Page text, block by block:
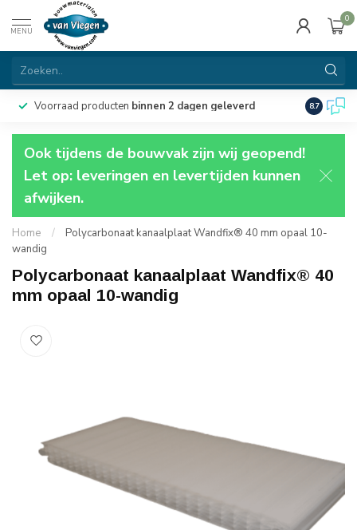
MENU
0
Voorraad producten binnen 2 dagen geleverd 8.7
Ook tijdens de bouwvak zijn wij geopend!
Let op: leveringen en levertijden kunnen
afwijken.
Home /
Polycarbonaat kanaalplaat Wandfix® 40 mm opaal 10-
wandig
Polycarbonaat kanaalplaat Wandfix® 40
mm opaal 10-wandig